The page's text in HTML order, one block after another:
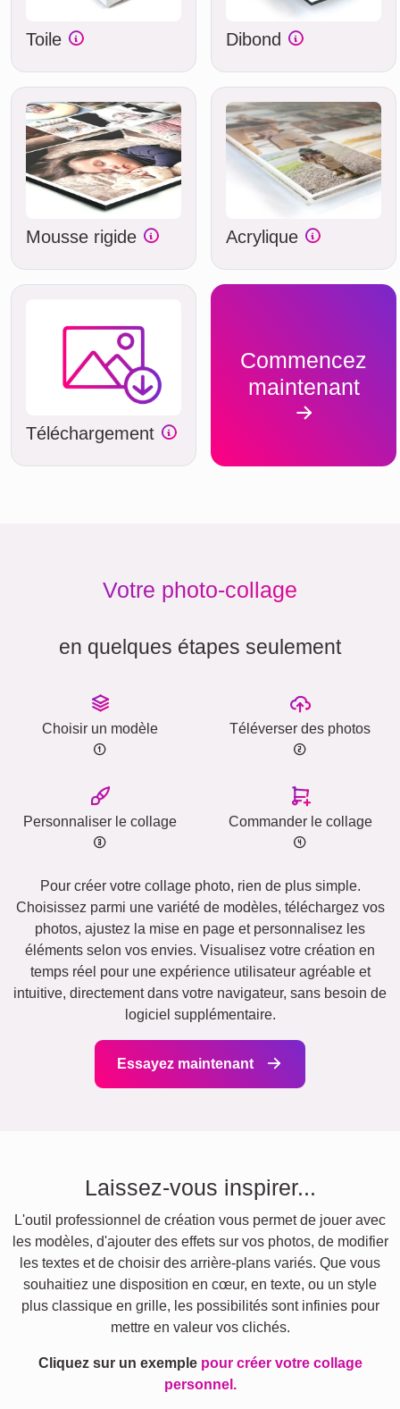
Toile Dibond
Mousse rigide Acrylique
Téléchargement
Commencez
maintenant
Votre photo-collage
en quelques étapes seulement
Choisir un modèle Téléverser des photos
Personnaliser le collage Commander le collage
Pour créer votre collage photo, rien de plus simple.
Choisissez parmi une variété de modèles, téléchargez vos
photos, ajustez la mise en page et personnalisez les
éléments selon vos envies. Visualisez votre création en
temps réel pour une expérience utilisateur agréable et
intuitive, directement dans votre navigateur, sans besoin de
logiciel supplémentaire.
Essayez maintenant
Laissez-vous inspirer...
L'outil professionnel de création vous permet de jouer avec
les modèles, d'ajouter des effets sur vos photos, de modifier
les textes et de choisir des arrière-plans variés. Que vous
souhaitiez une disposition en cœur, en texte, ou un style
plus classique en grille, les possibilités sont infinies pour
mettre en valeur vos clichés.
Cliquez sur un exemple pour créer votre collage
personnel.